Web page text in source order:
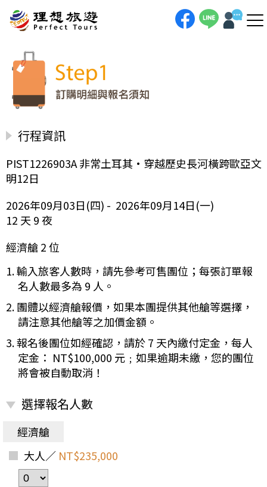
行程資訊
PIST1226903A 非常土耳其•穿越歷史長河橫跨歐亞文
明12日
2026年09月03日(四) - 2026年09月14日(一)
12 天 9 夜
經濟艙 2 位
1. 輸入旅客人數時，請先參考可售團位；每張訂單報
名人數最多為 9 人。
2. 團體以經濟艙報價，如果本團提供其他艙等選擇，
請注意其他艙等之加價金額。
3. 報名後團位如經確認，請於 7 天內繳付定金，每人
定金： NT$100,000 元﹔如果逾期未繳，您的團位
將會被自動取消！
選擇報名人數
經濟艙
大人／ NT$235,000